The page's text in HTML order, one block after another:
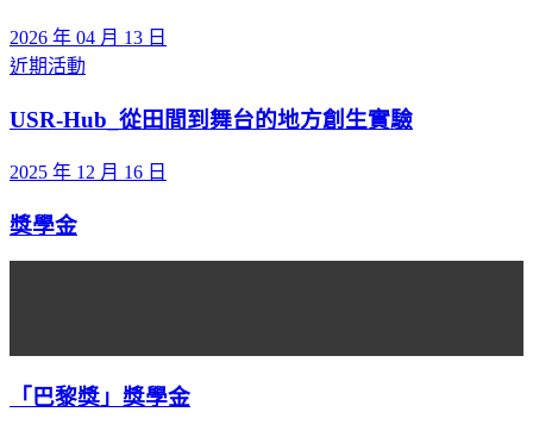
2026 年 04 月 13 日
近期活動
USR-Hub_從田間到舞台的地方創生實驗
2025 年 12 月 16 日
獎學金
「巴黎獎」獎學金